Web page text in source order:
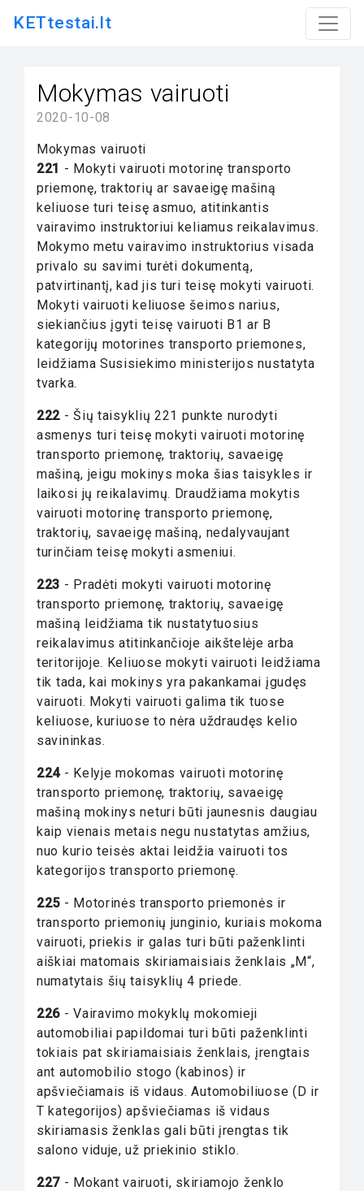
KETtestai.lt
Mokymas vairuoti
2020-10-08
Mokymas vairuoti
221 - Mokyti vairuoti motorinę transporto
priemonę, traktorių ar savaeigę mašiną
keliuose turi teisę asmuo, atitinkantis
vairavimo instruktoriui keliamus reikalavimus.
Mokymo metu vairavimo instruktorius visada
privalo su savimi turėti dokumentą,
patvirtinantį, kad jis turi teisę mokyti vairuoti.
Mokyti vairuoti keliuose šeimos narius,
siekiančius įgyti teisę vairuoti B1 ar B
kategorijų motorines transporto priemones,
leidžiama Susisiekimo ministerijos nustatyta
tvarka.
222 - Šių taisyklių 221 punkte nurodyti
asmenys turi teisę mokyti vairuoti motorinę
transporto priemonę, traktorių, savaeigę
mašiną, jeigu mokinys moka šias taisykles ir
laikosi jų reikalavimų. Draudžiama mokytis
vairuoti motorinę transporto priemonę,
traktorių, savaeigę mašiną, nedalyvaujant
turinčiam teisę mokyti asmeniui.
223 - Pradėti mokyti vairuoti motorinę
transporto priemonę, traktorių, savaeigę
mašiną leidžiama tik nustatytuosius
reikalavimus atitinkančioje aikštelėje arba
teritorijoje. Keliuose mokyti vairuoti leidžiama
tik tada, kai mokinys yra pakankamai įgudęs
vairuoti. Mokyti vairuoti galima tik tuose
keliuose, kuriuose to nėra uždraudęs kelio
savininkas.
224- Kelyje mokomas vairuoti motorinę
transporto priemonę, traktorių, savaeigę
mašiną mokinys neturi būti jaunesnis daugiau
kaip vienais metais negu nustatytas amžius,
nuo kurio teisės aktai leidžia vairuoti tos
kategorijos transporto priemonę.
225 - Motorinės transporto priemonės ir
transporto priemonių junginio, kuriais mokoma
vairuoti, priekis ir galas turi būti paženklinti
aiškiai matomais skiriamaisiais ženklais „M“,
numatytais šių taisyklių 4 priede.
226 - Vairavimo mokyklų mokomieji
automobiliai papildomai turi būti paženklinti
tokiais pat skiriamaisiais ženklais, įrengtais
ant automobilio stogo (kabinos) ir
apšviečiamais iš vidaus. Automobiliuose (D ir
T kategorijos) apšviečiamas iš vidaus
skiriamasis ženklas gali būti įrengtas tik
salono viduje, už priekinio stiklo.
227 - Mokant vairuoti, skiriamojo ženklo